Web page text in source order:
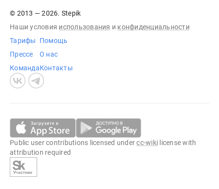
© 2013 — 2026. Stepik
Наши условия использования и конфиденциальности
Тарифы
Прессе
Команда
Помощь
О нас
Контакты
Public user contributions licensed undercc-wiki license with
attribution required